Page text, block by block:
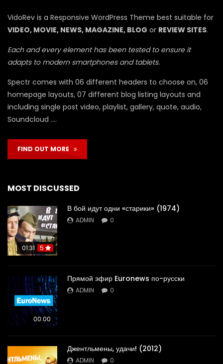
VidoRev is a Responsive WordPress Theme best suitable for
VIDEO, MOVIE, NEWS, MAGAZINE, BLOG or REVIEW SITES.
Each and every element has been tested to ensure it
adapts to modern smartphones and tablets.
Spectr comes with 06 different headers to choose on, 06
homepage layouts, 07 different blog listing layouts and
including single post video, playlist, gallery, quote, audio,
Soundcloud ….
FIND OUT MORE
MOST DISCUSSED
01:31 5
В бой идут одни «старики» (1974)
ADMIN 0
00:00
Прямой эфир Euronews по-русски
ADMIN 0
Джентльмены, удачи! (2012)
ADMIN 0